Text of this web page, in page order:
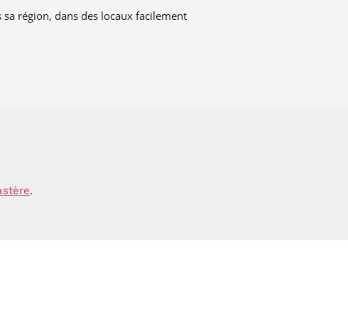
région, dans des locaux facilement
.